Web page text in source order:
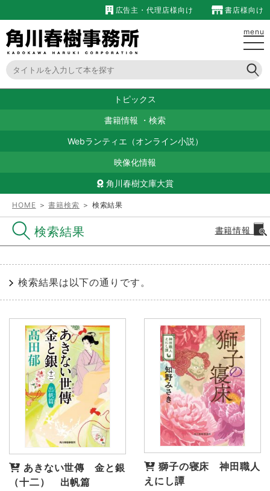
広告主・代理店様向け 書店様向け
menu
トピックス
書籍情報 ・ 検索
Webランティエ（オンライン小説）
映像化情報
角川春樹文庫大賞
HOME ＞書籍検索 ＞ 検索結果
検索結果 書籍情報
検索結果は以下の通りです。
あきない世傳 金と銀
（十二） 出帆篇
獅子の寝床 神田職人
えにし譚